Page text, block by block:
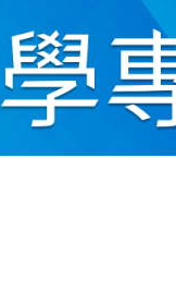
科技 影